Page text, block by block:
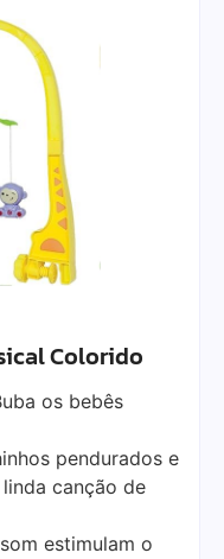
Colorido
os bebês
pendurados e
canção de
estimulam o